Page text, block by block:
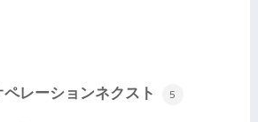
レーションネクスト 5